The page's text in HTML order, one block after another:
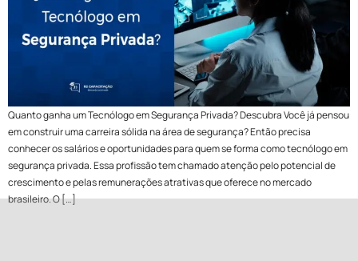
Quanto ganha um Tecnólogo em Segurança Privada? Descubra Você já pensou
em construir uma carreira sólida na área de segurança? Então precisa
conhecer os salários e oportunidades para quem se forma como tecnólogo em
segurança privada. Essa profissão tem chamado atenção pelo potencial de
crescimento e pelas remunerações atrativas que oferece no mercado
brasileiro. O […]